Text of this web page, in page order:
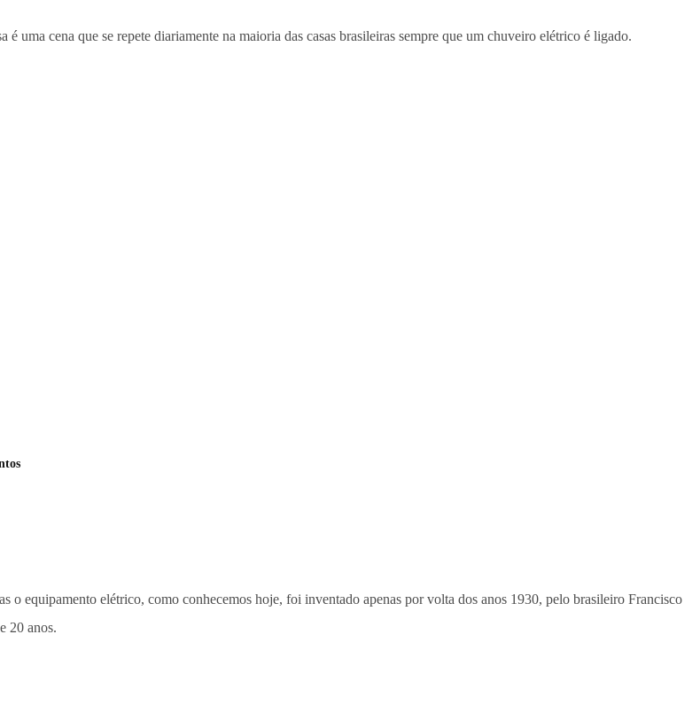
é uma cena que se repete diariamente na maioria das casas brasileiras sempre que um chuveiro elétrico é ligado.
equipamento elétrico, como conhecemos hoje, foi inventado apenas por volta dos anos 1930, pelo brasileiro Francisco
20 anos.